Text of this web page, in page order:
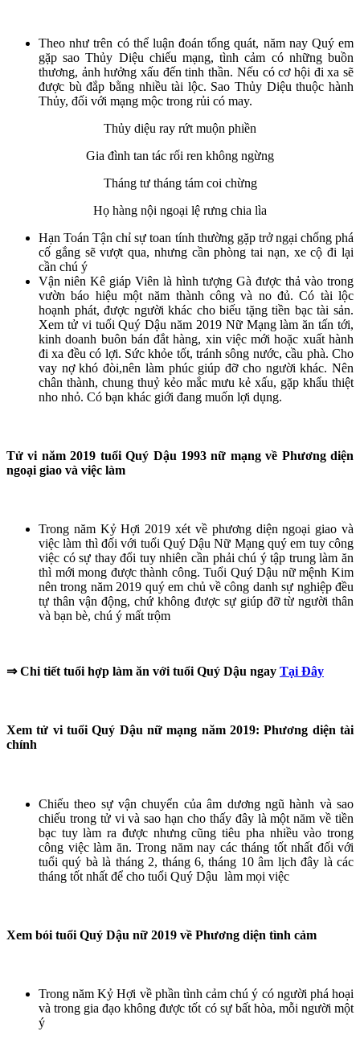
Theo như trên có thể luận đoán tổng quát, năm nay Quý em
gặp sao Thủy Diệu chiếu mạng, tình cảm có những buồn
thương, ảnh hưởng xấu đến tinh thần. Nếu có cơ hội đi xa sẽ
được bù đắp bằng nhiều tài lộc. Sao Thủy Diệu thuộc hành
Thủy, đối với mạng mộc trong rủi có may.
Thủy diệu ray rứt muộn phiền
Gia đình tan tác rối ren không ngừng
Tháng tư tháng tám coi chừng
Họ hàng nội ngoại lệ rưng chia lìa
Hạn Toán Tận chỉ sự toan tính thường gặp trở ngại chống phá
cố gắng sẽ vượt qua, nhưng cần phòng tai nạn, xe cộ đi lại
cần chú ý
Vận niên Kê giáp Viên là hình tượng Gà được thả vào trong
vườn báo hiệu một năm thành công và no đủ. Có tài lộc
hoạnh phát, được người khác cho biếu tặng tiền bạc tài sản.
Xem tử vi tuổi Quý Dậu năm 2019 Nữ Mạng làm ăn tấn tới,
kinh doanh buôn bán đắt hàng, xin việc mới hoặc xuất hành
đi xa đều có lợi. Sức khỏe tốt, tránh sông nước, cầu phà. Cho
vay nợ khó đòi,nên làm phúc giúp đỡ cho người khác. Nên
chân thành, chung thuỷ kẻo mắc mưu kẻ xấu, gặp khẩu thiệt
nho nhỏ. Có bạn khác giới đang muốn lợi dụng.
Tử vi năm 2019 tuổi Quý Dậu 1993 nữ mạng về Phương diện
ngoại giao và việc làm
Trong năm Kỷ Hợi 2019 xét về phương diện ngoại giao và
việc làm thì đối với tuổi Quý Dậu Nữ Mạng quý em tuy công
việc có sự thay đổi tuy nhiên cần phải chú ý tập trung làm ăn
thì mới mong được thành công. Tuổi Quý Dậu nữ mệnh Kim
nên trong năm 2019 quý em chủ về công danh sự nghiệp đều
tự thân vận động, chứ không được sự giúp đỡ từ người thân
và bạn bè, chú ý mất trộm
⇒Chi tiết tuổi hợp làm ăn với tuổi Quý Dậu ngay Tại Đây
Xem tử vi tuổi Quý Dậu nữ mạng năm 2019: Phương diện tài
chính
Chiếu theo sự vận chuyển của âm dương ngũ hành và sao
chiếu trong tử vi và sao hạn cho thấy đây là một năm về tiền
bạc tuy làm ra được nhưng cũng tiêu pha nhiều vào trong
công việc làm ăn. Trong năm nay các tháng tốt nhất đối với
tuổi quý bà là tháng 2, tháng 6, tháng 10 âm lịch đây là các
tháng tốt nhất để cho tuổi Quý Dậu làm mọi việc
Xem bói tuổi Quý Dậu nữ 2019 về Phương diện tình cảm
Trong năm Kỷ Hợi về phần tình cảm chú ý có người phá hoại
và trong gia đạo không được tốt có sự bất hòa, mỗi người một
ý